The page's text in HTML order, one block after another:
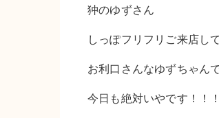
狆のゆずさん
しっぽフリフリご来店し
お利口さんなゆずちゃん
今日も絶対いやです！！